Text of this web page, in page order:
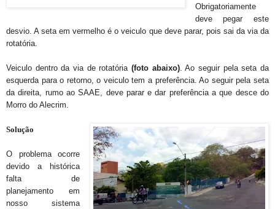
Obrigatoriamente
deve pegar este
desvio. A seta em vermelho é o veiculo que deve parar, pois sai da via da
rotatória.
Veiculo dentro da via de rotatória (foto abaixo). Ao seguir pela seta da
esquerda para o retorno, o veiculo tem a preferência. Ao seguir pela seta
da direita, rumo ao SAAE, deve parar e dar preferência a que desce do
Morro do Alecrim.
Solução
O problema ocorre
devido a histórica
falta de
planejamento em
nosso sistema